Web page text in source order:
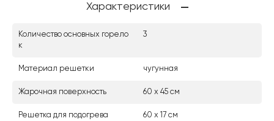
Характеристики
Количество основных горело
к
3
Материал решетки чугунная
Жарочная поверхность 60 х 45 см
Решетка для подогрева 60 х 17 см